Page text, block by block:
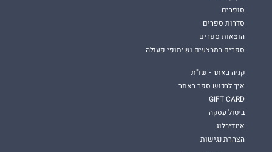
סופרים
סדרות ספרים
הוצאות ספרים
ספרים במבצעים ושיתופי פעולה
קניה באתר - שו"ת
איך לרכוש ספר באתר
GIFT CARD
ביטול עסקה
אינדיבלוג
הצהרת נגישות